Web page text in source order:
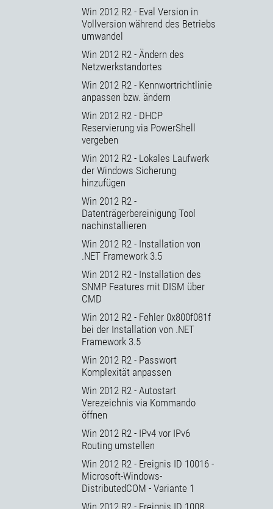
Win 2012 R2 - Eval Version in
Vollversion während des Betriebs
umwandel
Win 2012 R2 - Ändern des
Netzwerkstandortes
Win 2012 R2 - Kennwortrichtlinie
anpassen bzw. ändern
Win 2012 R2 - DHCP
Reservierung via PowerShell
vergeben
Win 2012 R2 - Lokales Laufwerk
der Windows Sicherung
hinzufügen
Win 2012 R2 -
Datenträgerbereinigung Tool
nachinstallieren
Win 2012 R2 - Installation von
.NET Framework 3.5
Win 2012 R2 - Installation des
SNMP Features mit DISM über
CMD
Win 2012 R2 - Fehler 0x800f081f
bei der Installation von .NET
Framework 3.5
Win 2012 R2 - Passwort
Komplexität anpassen
Win 2012 R2 - Autostart
Verezeichnis via Kommando
öffnen
Win 2012 R2 - IPv4 vor IPv6
Routing umstellen
Win 2012 R2 - Ereignis ID 10016 -
Microsoft-Windows-
DistributedCOM - Variante 1
Win 2012 R2 - Ereignis ID 1008